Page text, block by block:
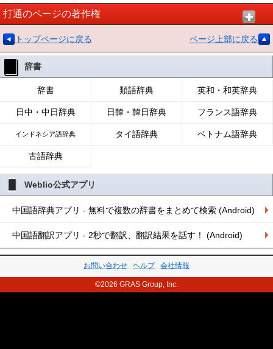
打通のページの著作権
トップページに戻る ページ上部に戻る
辞書
辞書 類語辞典 英和・和英辞典
日中・中日辞典 日韓・韓日辞典 フランス語辞典
インドネシア語辞典 タイ語辞典 ベトナム語辞典
古語辞典
Weblio公式アプリ
中国語辞典アプリ - 無料で複数の辞書をまとめて検索 (Android)
中国語翻訳アプリ - 2秒で翻訳、翻訳結果を話す！ (Android)
お問い合わせ ヘルプ 会社情報
©2026 GRAS Group, Inc.